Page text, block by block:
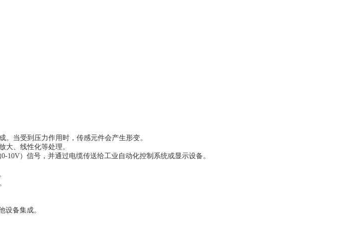
当受到压力作用时，传感元件会产生形变。
、线性化等处理。
）信号，并通过电缆传送给工业自动化控制系统或显示设备。
备集成。